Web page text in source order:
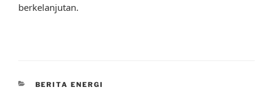
berkelanjutan.
CATEGORIES
BERITA ENERGI